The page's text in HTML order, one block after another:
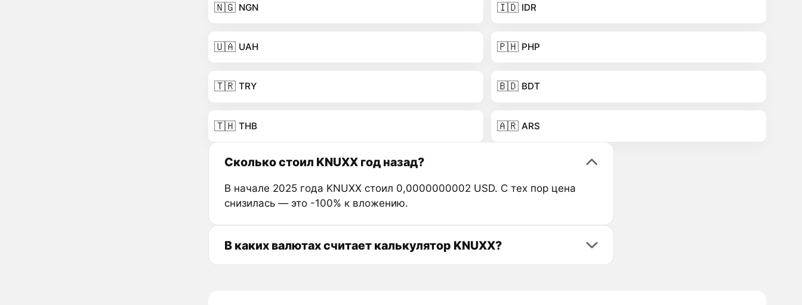
🇳🇬 NGN 🇮🇩 IDR
🇺🇦 UAH 🇵🇭 PHP
🇹🇷 TRY 🇧🇩 BDT
🇹🇭 THB 🇦🇷 ARS
Сколько стоил KNUXX год назад?
В начале 2025 года KNUXX стоил 0,0000000002 USD. С тех пор цена
снизилась — это -100% к вложению.
В каких валютах считает калькулятор KNUXX?